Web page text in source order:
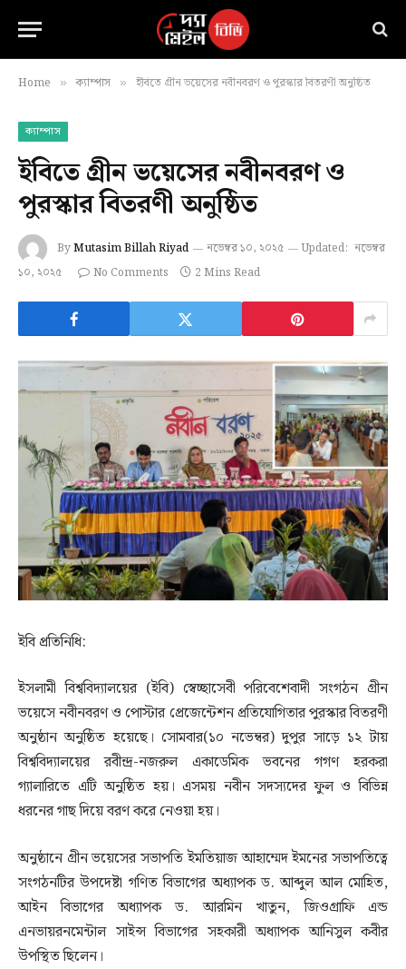
Home » ক্যাম্পাস » ইবিতে গ্রীন ভয়েসের নবীনবরণ ও পুরস্কার বিতরণী অনুষ্ঠিত
ক্যাম্পাস
ইবিতে গ্রীন ভয়েসের নবীনবরণ ও
পুরস্কার বিতরণী অনুষ্ঠিত
ByMutasim Billah Riyad নভেম্বর ১০, ২০২৫ Updated: নভেম্বর
১০, ২০২৫
No Comments 2 Mins Read
ইবি প্রতিনিধি:
ইসলামী বিশ্ববিদ্যালয়ের (ইবি) স্বেচ্ছাসেবী পরিবেশেবাদী সংগঠন গ্রীন
ভয়েসে নবীনবরণ ও পোস্টার প্রেজেন্টেশন প্রতিযোগিতার পুরস্কার বিতরণী
অনুষ্ঠান অনুষ্ঠিত হয়েছে। সোমবার(১০ নভেম্বর) দুপুর সাড়ে ১২ টায়
বিশ্ববিদ্যালয়ের রবীন্দ্র-নজরুল একাডেমিক ভবনের গগণ হরকরা
গ্যালারিতে এটি অনুষ্ঠিত হয়। এসময় নবীন সদস্যদের ফুল ও বিভিন্ন
ধরনের গাছ দিয়ে বরণ করে নেওয়া হয়।
অনুষ্ঠানে গ্রীন ভয়েসের সভাপতি ইমতিয়াজ আহাম্মেদ ইমনের সভাপতিত্বে
সংগঠনটির উপদেষ্টা গণিত বিভাগের অধ্যাপক ড. আব্দুল আল মোহিত,
আইন বিভাগের অধ্যাপক ড. আরমিন খাতুন, জিওগ্রাফি এন্ড
এনভায়রনমেন্টাল সাইন্স বিভাগের সহকারী অধ্যাপক আনিসুল কবীর
উপস্থিত ছিলেন।